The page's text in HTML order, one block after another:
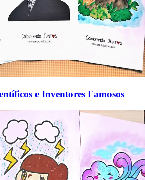
e Inventores Famosos